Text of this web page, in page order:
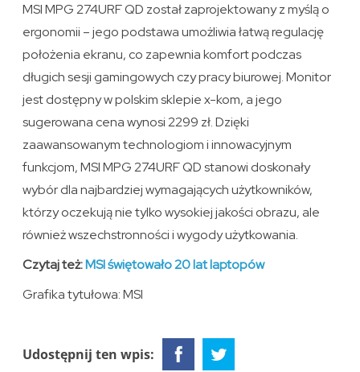
MSI MPG 274URF QD został zaprojektowany z myślą o
ergonomii – jego podstawa umożliwia łatwą regulację
położenia ekranu, co zapewnia komfort podczas
długich sesji gamingowych czy pracy biurowej. Monitor
jest dostępny w polskim sklepie x-kom, a jego
sugerowana cena wynosi 2299 zł. Dzięki
zaawansowanym technologiom i innowacyjnym
funkcjom, MSI MPG 274URF QD stanowi doskonały
wybór dla najbardziej wymagających użytkowników,
którzy oczekują nie tylko wysokiej jakości obrazu, ale
również wszechstronności i wygody użytkowania.
Czytaj też:MSI świętowało 20 lat laptopów
Grafika tytułowa: MSI
Udostępnij ten wpis: